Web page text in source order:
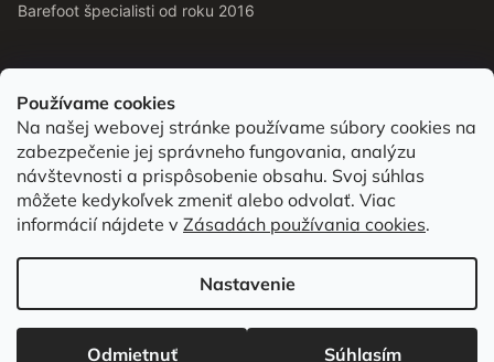
Používame cookies
Na našej webovej stránke používame súbory cookies na
zabezpečenie jej správneho fungovania, analýzu
návštevnosti a prispôsobenie obsahu. Svoj súhlas
môžete kedykoľvek zmeniť alebo odvolať. Viac
informácií nájdete v Zásadách používania cookies.
Nastavenie
Odmietnuť Súhlasím
Barefoot špecialisti od roku 2016
Od roku 2016 pomáhame vyberať barefoot topánky podľa
chodidla. Nájdete nás aj v predajni v Bratislave.
Vytvoril Shoptet
Copyright 2026bububu.sk. Všetky práva vyhradené.Upraviť nastavenie
cookies